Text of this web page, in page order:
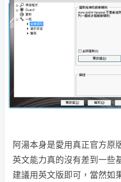
阿湯本身是愛用真正官方原
英文能力真的沒有差到一些
建議用英文版即可，當然如